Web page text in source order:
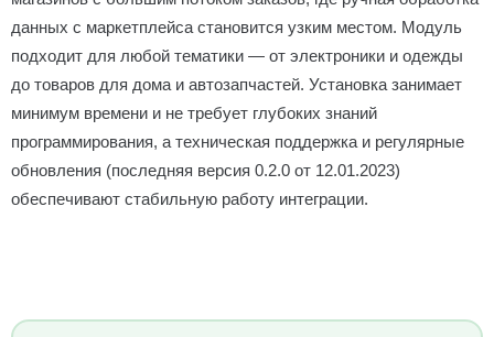
данных с маркетплейса становится узким местом. Модуль
подходит для любой тематики — от электроники и одежды
до товаров для дома и автозапчастей. Установка занимает
минимум времени и не требует глубоких знаний
программирования, а техническая поддержка и регулярные
обновления (последняя версия 0.2.0 от 12.01.2023)
обеспечивают стабильную работу интеграции.